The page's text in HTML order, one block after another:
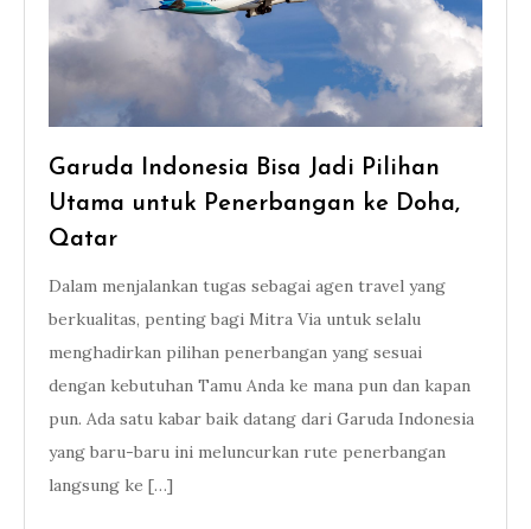
Garuda Indonesia Bisa Jadi Pilihan
Utama untuk Penerbangan ke Doha,
Qatar
Dalam menjalankan tugas sebagai agen travel yang
berkualitas, penting bagi Mitra Via untuk selalu
menghadirkan pilihan penerbangan yang sesuai
dengan kebutuhan Tamu Anda ke mana pun dan kapan
pun. Ada satu kabar baik datang dari Garuda Indonesia
yang baru-baru ini meluncurkan rute penerbangan
langsung ke […]